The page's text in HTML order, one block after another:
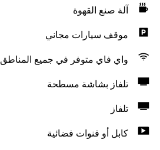
آلة صنع القهوة
موقف سيارات مجاني
واي فاي متوفر في جميع المناطق
تلفاز بشاشة مسطحة
تلفاز
كابل أو قنوات فضائية